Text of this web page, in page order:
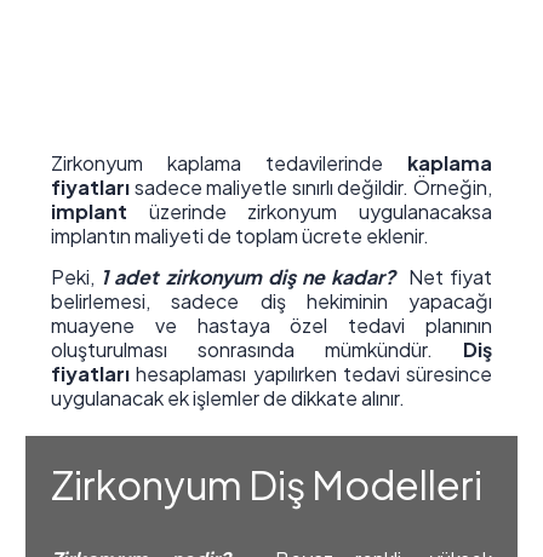
Zirkonyum kaplama tedavilerinde kaplama
fiyatlarısadece maliyetle sınırlı değildir. Örneğin,
implant üzerinde zirkonyum uygulanacaksa
implantın maliyeti de toplam ücrete eklenir.
Peki, 1 adet zirkonyum diş ne kadar? Net fiyat
belirlemesi, sadece diş hekiminin yapacağı
muayene ve hastaya özel tedavi planının
oluşturulması sonrasında mümkündür. Diş
fiyatları hesaplaması yapılırken tedavi süresince
uygulanacak ek işlemler de dikkate alınır.
Zirkonyum Diş Modelleri